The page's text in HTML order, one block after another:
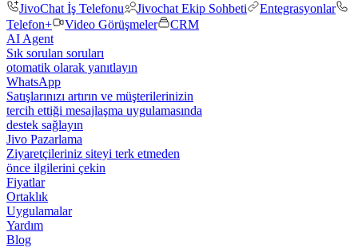
JivoChat İş Telefonu
Jivochat Ekip Sohbeti
Entegrasyonlar
Telefon+
Video Görüşmeler
CRM
AI Agent
Sık sorulan soruları
otomatik olarak yanıtlayın
WhatsApp
Satışlarınızı artırın ve müşterilerinizin
tercih ettiği mesajlaşma uygulamasında
destek sağlayın
Jivo Pazarlama
Ziyaretçileriniz siteyi terk etmeden
önce ilgilerini çekin
Fiyatlar
Ortaklık
Uygulamalar
Yardım
Blog